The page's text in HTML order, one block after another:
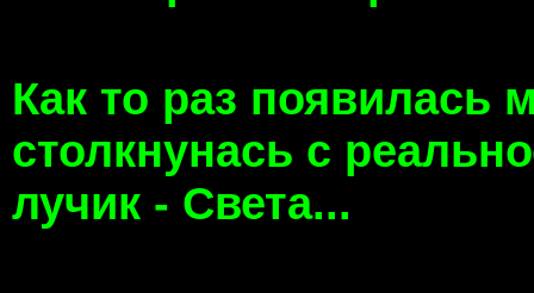
Как то раз появилась
столкнунась с
лучик - Света...